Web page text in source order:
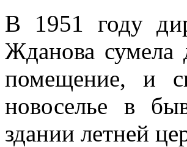
В 1951 году
Жданова сумела
помещение, и
новоселье в
здании летней